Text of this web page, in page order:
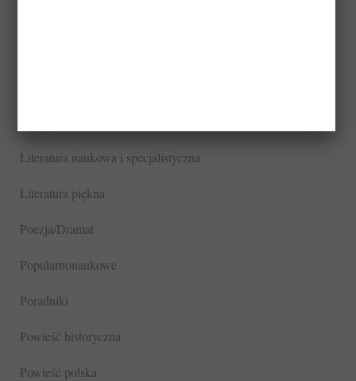
Literatura naukowa i specjalistyczna
Literatura piękna
Poezja/Dramat
Popularnonaukowe
Poradniki
Powieść historyczna
Powieść polska